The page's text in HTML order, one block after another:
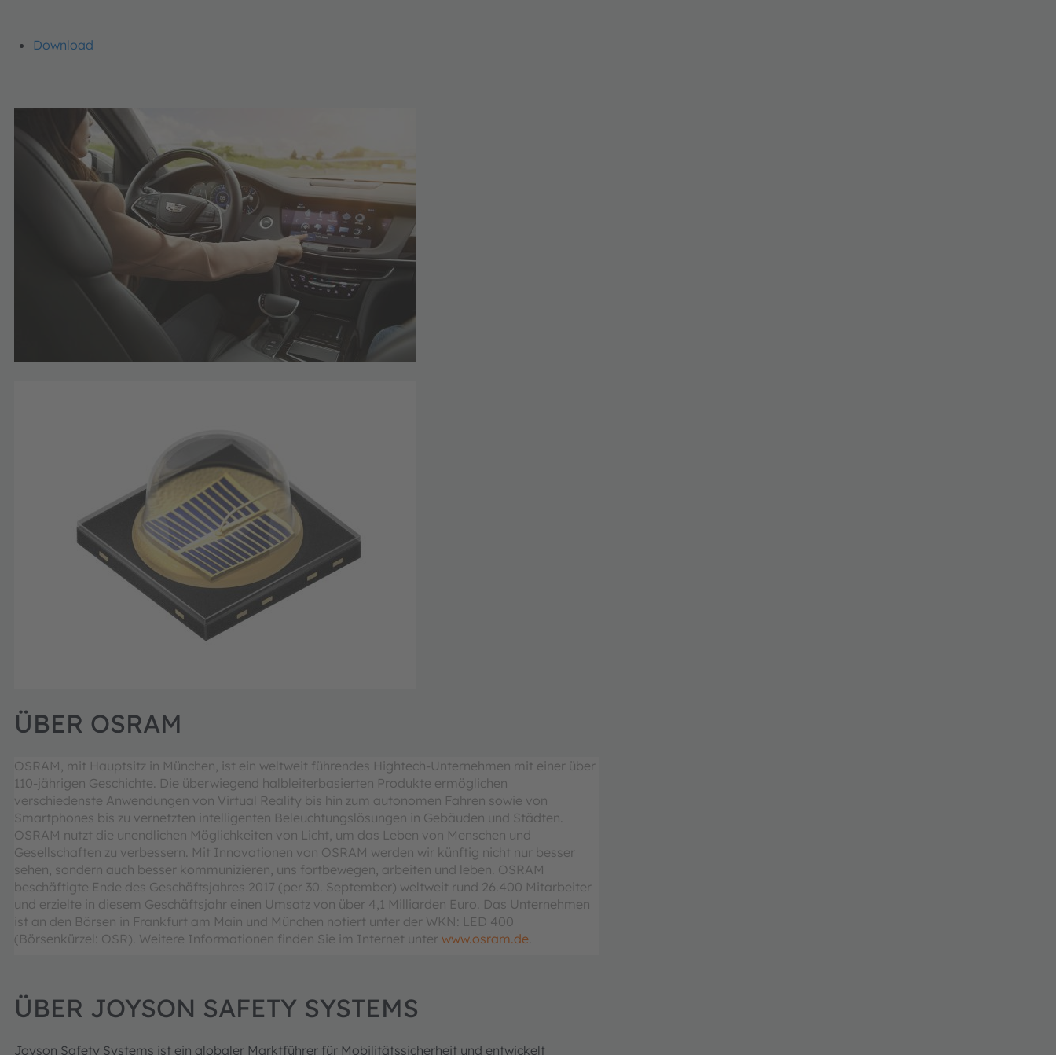
Download
ÜBER OSRAM
OSRAM, mit Hauptsitz in München, ist ein weltweit führendes Hightech-Unternehmen mit einer über
110-jährigen Geschichte. Die überwiegend halbleiterbasierten Produkte ermöglichen
verschiedenste Anwendungen von Virtual Reality bis hin zum autonomen Fahren sowie von
Smartphones bis zu vernetzten intelligenten Beleuchtungslösungen in Gebäuden und Städten.
OSRAM nutzt die unendlichen Möglichkeiten von Licht, um das Leben von Menschen und
Gesellschaften zu verbessern. Mit Innovationen von OSRAM werden wir künftig nicht nur besser
sehen, sondern auch besser kommunizieren, uns fortbewegen, arbeiten und leben. OSRAM
beschäftigte Ende des Geschäftsjahres 2017 (per 30. September) weltweit rund 26.400 Mitarbeiter
und erzielte in diesem Geschäftsjahr einen Umsatz von über 4,1 Milliarden Euro. Das Unternehmen
ist an den Börsen in Frankfurt am Main und München notiert unter der WKN: LED 400
(Börsenkürzel: OSR). Weitere Informationen finden Sie im Internet unter www.osram.de.
ÜBER JOYSON SAFETY SYSTEMS
Joyson Safety Systems ist ein globaler Marktführer für Mobilitätssicherheit und entwickelt